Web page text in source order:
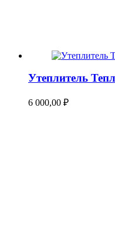
Утеплитель
6 000,00 ₽